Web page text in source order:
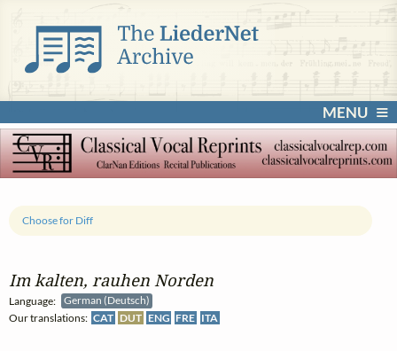
MENU
Im kalten, rauhen Norden
Language:
German (Deutsch)
Our translations: CAT DUT ENG FRE ITA
Choose for Diff